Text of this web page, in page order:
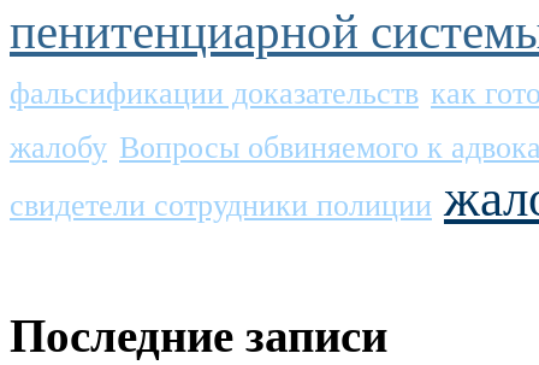
пенитенциарной
фальсификации доказательств как
жалобу Вопросы обвиняемого к
свидетели сотрудники полиции
Последние записи